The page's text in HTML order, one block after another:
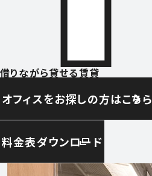
借りながら貸せる賃貸
オフィスをお探しの方はこちら
料金表ダウンロード